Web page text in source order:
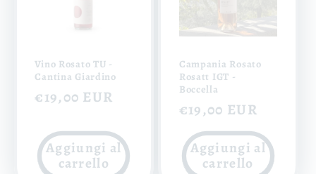
Vino Rosato TU -
Cantina Giardino
Prezzo
listino
€19,00 EUR
Aggiungi al
carrello
Campania Rosato
Rosatt IGT -
Boccella
Prezzo
listino
€19,00 EUR
Aggiungi al
carrello